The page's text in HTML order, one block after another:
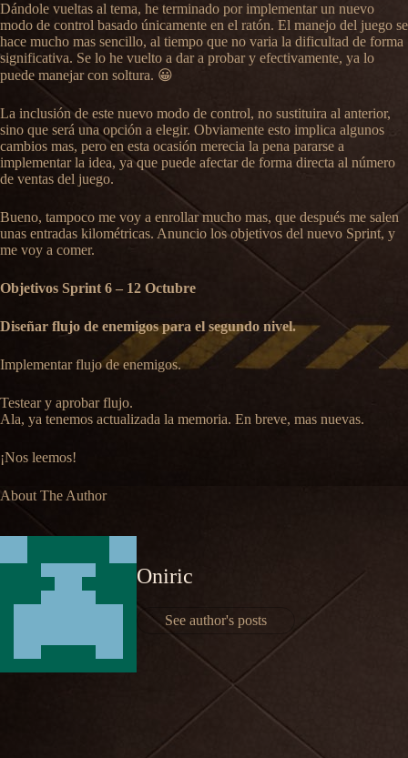
Dándole vueltas al tema, he terminado por implementar un nuevo
modo de control basado únicamente en el ratón. El manejo del juego se
hace mucho mas sencillo, al tiempo que no varia la dificultad de forma
significativa. Se lo he vuelto a dar a probar y efectivamente, ya lo
puede manejar con soltura. 😀
La inclusión de este nuevo modo de control, no sustituira al anterior,
sino que será una opción a elegir. Obviamente esto implica algunos
cambios mas, pero en esta ocasión merecia la pena pararse a
implementar la idea, ya que puede afectar de forma directa al número
de ventas del juego.
Bueno, tampoco me voy a enrollar mucho mas, que después me salen
unas entradas kilométricas. Anuncio los objetivos del nuevo Sprint, y
me voy a comer.
Objetivos Sprint 6 – 12 Octubre
Diseñar flujo de enemigos para el segundo nivel.
Implementar flujo de enemigos.
Testear y aprobar flujo.
Ala, ya tenemos actualizada la memoria. En breve, mas nuevas.
¡Nos leemos!
About The Author
Oniric
See author's posts